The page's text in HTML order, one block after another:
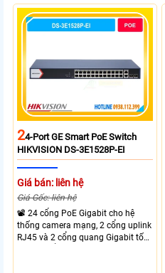
thông chuyển mạch đạt 68 Gbps
mạnh mẽ.
24-Port GE Smart PoE Switch
HIKVISION DS-3E1528P-EI
Giá bán: liên hệ
Giá Gốc: liên hệ
📽 24 cổng PoE Gigabit cho hệ
thống camera mạng, 2 cổng uplink
RJ45 và 2 cổng quang Gigabit tốc